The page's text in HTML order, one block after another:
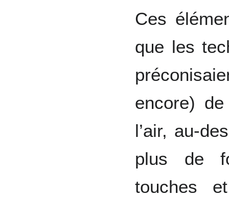
Ces
que les
encore)
l’air, au-
plus de
touches